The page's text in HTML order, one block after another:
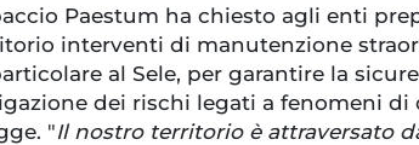
Paestum ha chiesto agli enti
interventi di manutenzione
al Sele, per garantire la
dei rischi legati a fenomeni di
"Il nostro territorio è attraversato